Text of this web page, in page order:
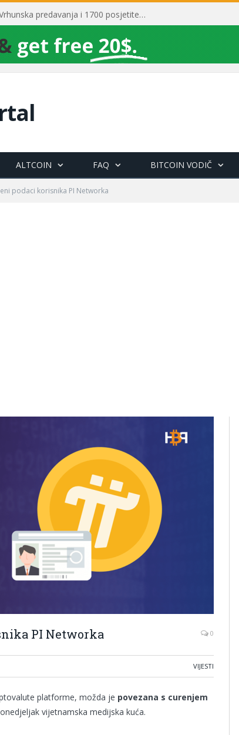
Toni Milun postao “milijarder”! Vrhunska predavanja i 1700 posjetitelja obilježili su mjesec financijske pismenosti
ALTCOIN FAQ BITCOIN VODIČ
podaci korisnika PI Networka
PI Networka 0
VIJESTI
platforme, možda je povezana s curenjem
vijetnamska medijska kuća.